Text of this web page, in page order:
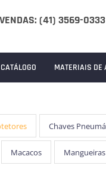
(41) 3569-0333
CATÁLOGO MATERIAIS DE
Chaves
Macacos Mangueiras